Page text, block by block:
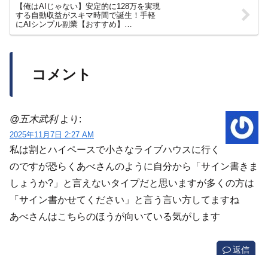
【俺はAIじゃない】安定的に128万を実現
する自動収益がスキマ時間で誕生！手軽
にAIシンプル副業【おすすめ】
【SORA2】【ChatGPT】【在宅ワーク】
コメント
@五木武利 より:
2025年11月7日 2:27 AM
私は割とハイペースで小さなライブハウスに行く
のですが恐らくあべさんのように自分から「サイン書きま
しょうか?」と言えないタイプだと思いますが多くの方は
「サイン書かせてください」と言う言い方してますね
あべさんはこちらのほうが向いている気がします
返信